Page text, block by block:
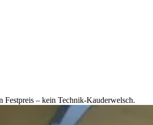
Festpreis – kein Technik-Kauderwelsch.